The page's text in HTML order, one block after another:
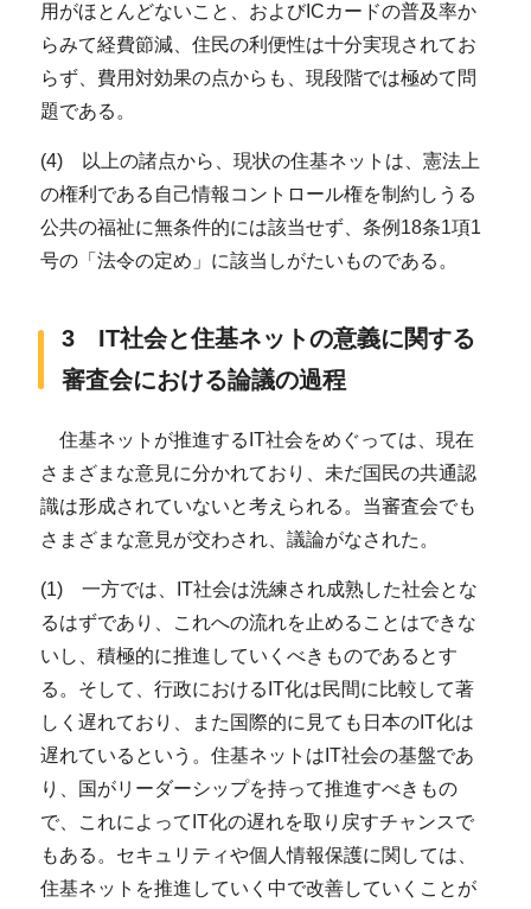
用がほとんどないこと、およびICカードの普及率か
らみて経費節減、住民の利便性は十分実現されてお
らず、費用対効果の点からも、現段階では極めて問
題である。
(4) 以上の諸点から、現状の住基ネットは、憲法上
の権利である自己情報コントロール権を制約しうる
公共の福祉に無条件的には該当せず、条例18条1項1
号の「法令の定め」に該当しがたいものである。
3 IT社会と住基ネットの意義に関する
審査会における論議の過程
住基ネットが推進するIT社会をめぐっては、現在
さまざまな意見に分かれており、未だ国民の共通認
識は形成されていないと考えられる。当審査会でも
さまざまな意見が交わされ、議論がなされた。
(1) 一方では、IT社会は洗練され成熟した社会とな
るはずであり、これへの流れを止めることはできな
いし、積極的に推進していくべきものであるとす
る。そして、行政におけるIT化は民間に比較して著
しく遅れており、また国際的に見ても日本のIT化は
遅れているという。住基ネットはIT社会の基盤であ
り、国がリーダーシップを持って推進すべきもの
で、これによってIT化の遅れを取り戻すチャンスで
もある。セキュリティや個人情報保護に関しては、
住基ネットを推進していく中で改善していくことが